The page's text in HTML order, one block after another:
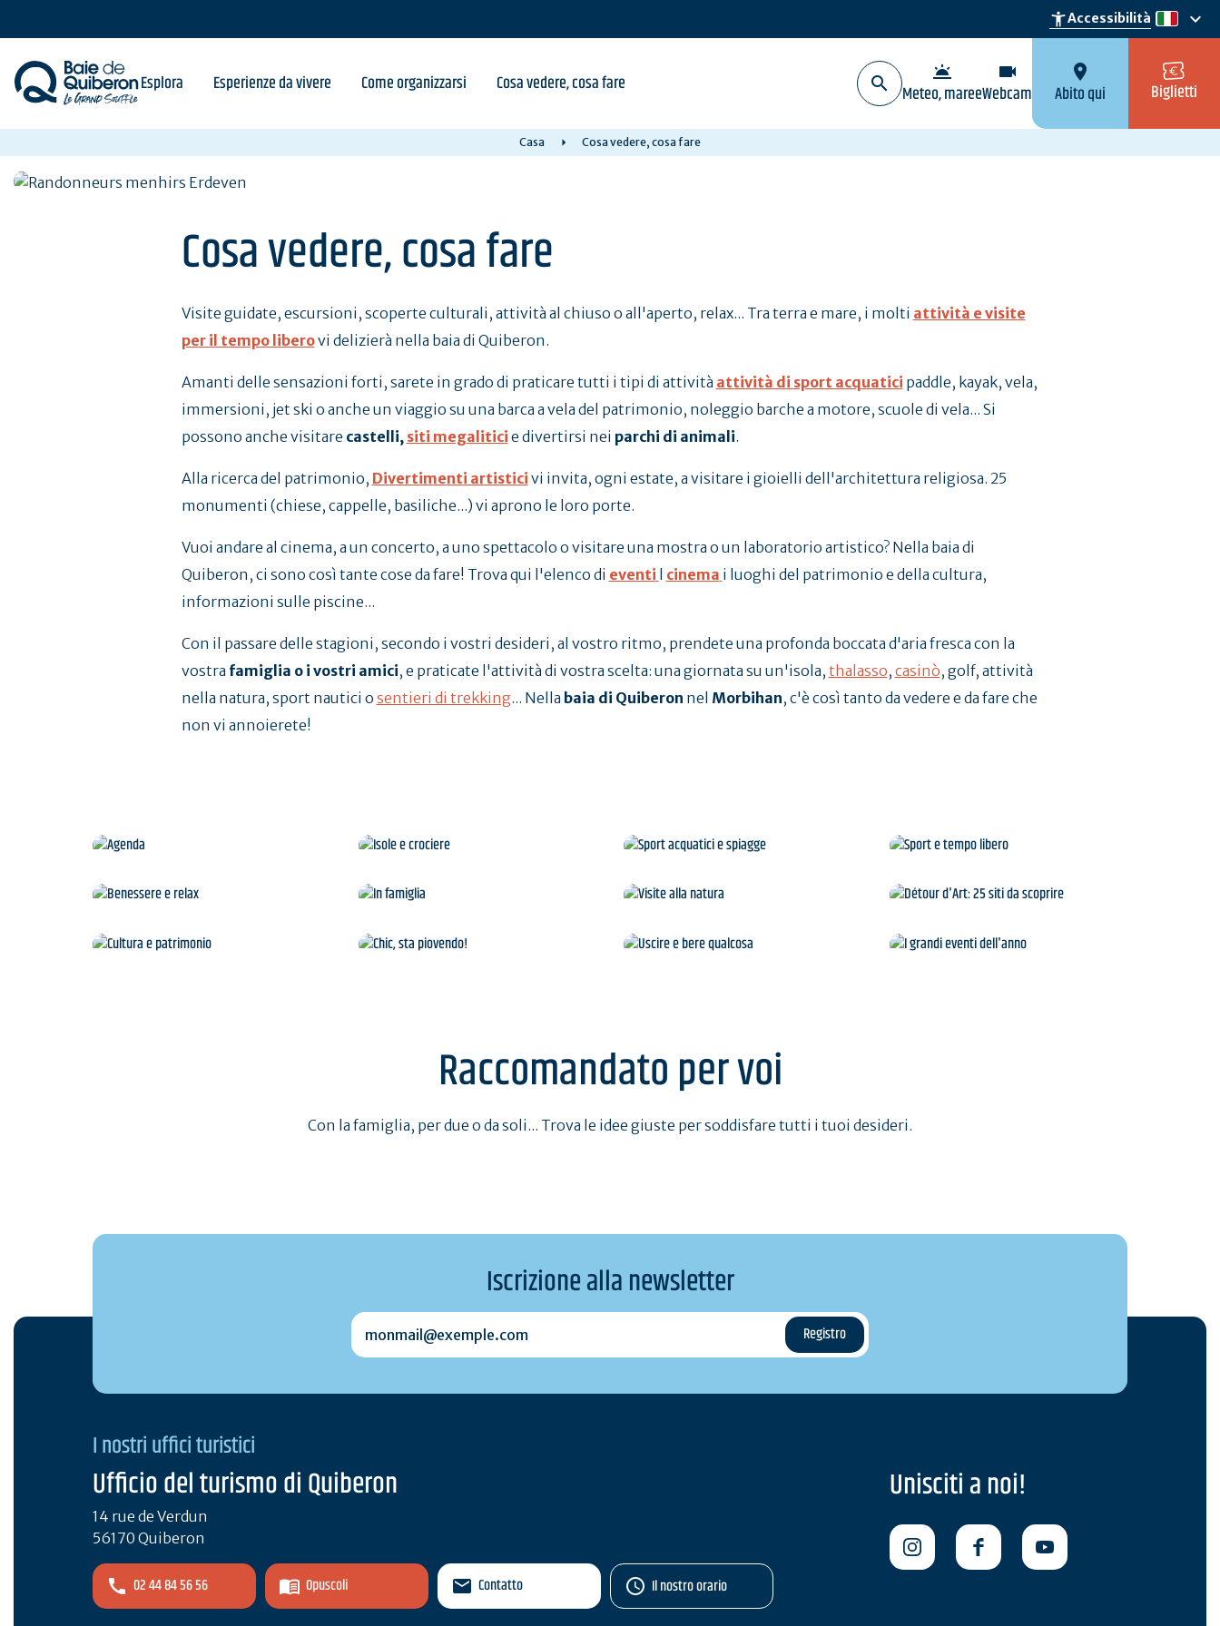
content
accessibility_newAccessibilità it
keyboard_arrow_down
Esplora Esperienze da vivere Come organizzarsi Cosa vedere, cosa fare wb_twilight
Meteo, maree
videocam
Webcam
location_on
Abito qui Biglietti
Casa Cosa vedere, cosa fare
Cosa vedere, cosa fare
Visite guidate, escursioni, scoperte culturali, attività al chiuso o all'aperto, relax... Tra terra e mare, i molti attività e visite
per il tempo liberovi delizierà nella baia di Quiberon.
Amanti delle sensazioni forti, sarete in grado di praticare tutti i tipi di attività attività di sport acquatici paddle, kayak, vela,
immersioni, jet ski o anche un viaggio su una barca a vela del patrimonio, noleggio barche a motore, scuole di vela... Si
possono anche visitare castelli, siti megalitici e divertirsi nei parchi di animali.
Alla ricerca del patrimonio, Divertimenti artistici vi invita, ogni estate, a visitare i gioielli dell'architettura religiosa. 25
monumenti (chiese, cappelle, basiliche...) vi aprono le loro porte.
Vuoi andare al cinema, a un concerto, a uno spettacolo o visitare una mostra o un laboratorio artistico? Nella baia di
Quiberon, ci sono così tante cose da fare! Trova qui l'elenco di eventi l cinema i luoghi del patrimonio e della cultura,
informazioni sulle piscine...
Con il passare delle stagioni, secondo i vostri desideri, al vostro ritmo, prendete una profonda boccata d'aria fresca con la
vostra famiglia o i vostri amici, e praticate l'attività di vostra scelta: una giornata su un'isola, thalasso, casinò, golf, attività
nella natura, sport nautici o sentieri di trekking... Nella baia di Quiberon nel Morbihan, c'è così tanto da vedere e da fare che
non vi annoierete!
Agenda Sport acquatici e spiagge
Sport e tempo libero
Benessere e relax
In famiglia Visite alla natura
Détour d'Art: 25 siti da
Raccomandato per voi
Con la famiglia, per due o da soli... Trova le idee giuste per soddisfare tutti i tuoi desideri.
Iscrizione alla newsletter
monmail@exemple.com
I nostri uffici turistici
Ufficio del turismo di Quiberon
14 rue de Verdun
56170 Quiberon
02 44 84 56 56 Opuscoli Contatto Il nostro orario
Unisciti a noi!